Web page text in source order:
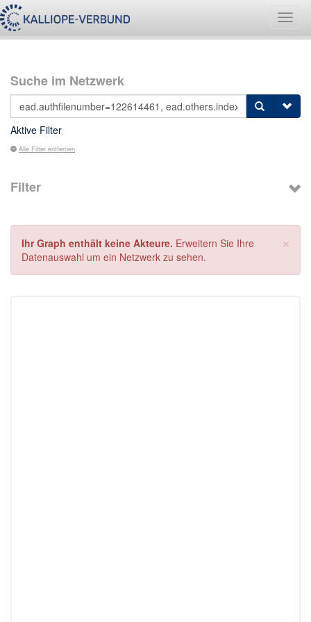
Suche im Netzwerk
Aktive Filter
Alle Filter entfernen
Filter
×
Ihr Graph enthält keine Akteure. Erweitern Sie Ihre
Datenauswahl um ein Netzwerk zu sehen.